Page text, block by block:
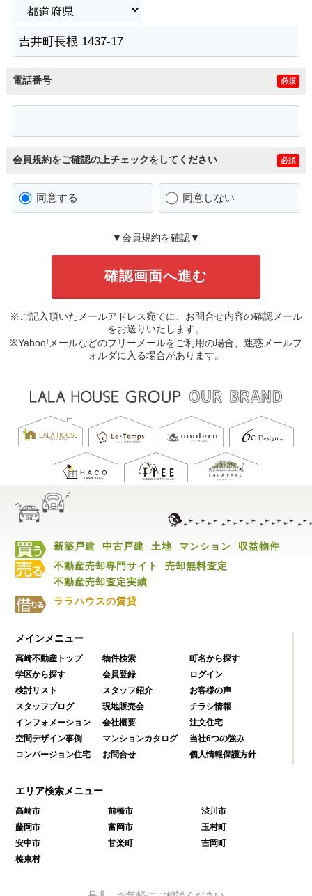
電話番号 必須
会員規約をご確認の上チェックをしてください 必須
同意する 同意しない
▼会員規約を確認▼
※ご記入頂いたメールアドレス宛てに、お問合せ内容の確認メール
をお送りいたします。
※Yahoo!メールなどのフリーメールをご利用の場合、迷惑メールフ
ォルダに入る場合があります。
新築戸建 中古戸建 土地 マンション
収益物件
不動産売却専門サイト
売却無料査定
不動産売却査定実績
ララハウスの賃貸
メインメニュー
高崎不動産トップ 物件検索
町名から探す
学区から探す
会員登録
ログイン
検討リスト
スタッフ紹介
お客様の声
スタッフブログ
現地販売会
チラシ情報
インフォメーション
会社概要
注文住宅
空間デザイン事例
マンションカタログ
当社6つの強み
コンバージョン住宅
お問合せ 個人情報保護方針
エリア検索メニュー
高崎市 前橋市
渋川市
藤岡市
富岡市
玉村町
安中市
甘楽町
吉岡町
榛東村